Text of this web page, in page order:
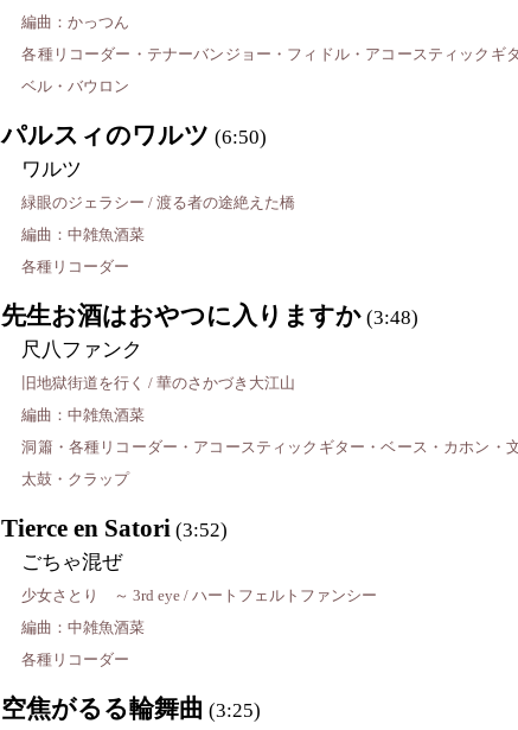
編曲：かっつん
各種リコーダー・テナーバンジョー・フィドル・アコースティックギ
ベル・バウロン
パルスィのワルツ (6:50)
ワルツ
緑眼のジェラシー / 渡る者の途絶えた橋
編曲：中雑魚酒菜
各種リコーダー
先生お酒はおやつに入りますか (3:48)
尺八ファンク
旧地獄街道を行く / 華のさかづき大江山
編曲：中雑魚酒菜
洞簫・各種リコーダー・アコースティックギター・ベース・カホン・
太鼓・クラップ
Tierce en Satori (3:52)
ごちゃ混ぜ
少女さとり ～ 3rd eye / ハートフェルトファンシー
編曲：中雑魚酒菜
各種リコーダー
空焦がるる輪舞曲 (3:25)